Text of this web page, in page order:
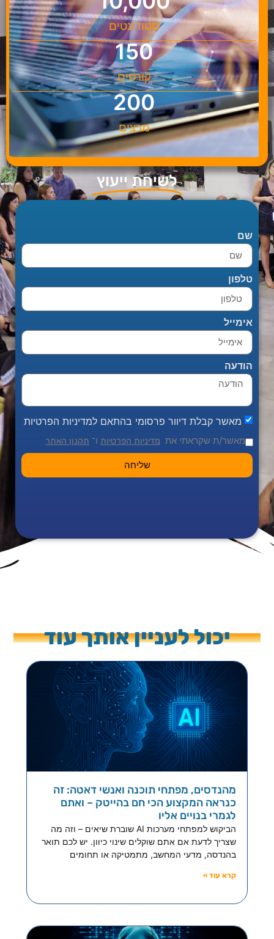
סטודונטים
קורסים
150
מרצים
200
לשיחת ייעוץ
שם
טלפון
אימייל
הודעה
מאשר קבלת דיוור פרסומי בהתאם למדיניות הפרטיות
מאשר/ת שקראתי את מדיניות הפרטיות ו־ תקנון האתר
שליחה
יכול לעניין אותך עוד
מהנדסים, מפתחי תוכנה ואנשי דאטה: זה
כנראה המקצוע הכי חם בהייטק – ואתם
לגמרי בנויים אליו
הביקוש למפתחי מערכות AI שוברת שיאים – וזה מה
שצריך לדעת אם אתם שוקלים שינוי כיוון. יש לכם תואר
בהנדסה, מדעי המחשב, מתמטיקה או תחומים
קרא עוד »